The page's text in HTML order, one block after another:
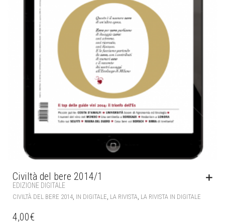
Civiltà del bere 2014/1
EDIZIONE DIGITALE
CIVILTÀ DEL BERE 2014 IN DIGITALE LA RIVISTA LA RIVISTA IN DIGITALE
4,00€